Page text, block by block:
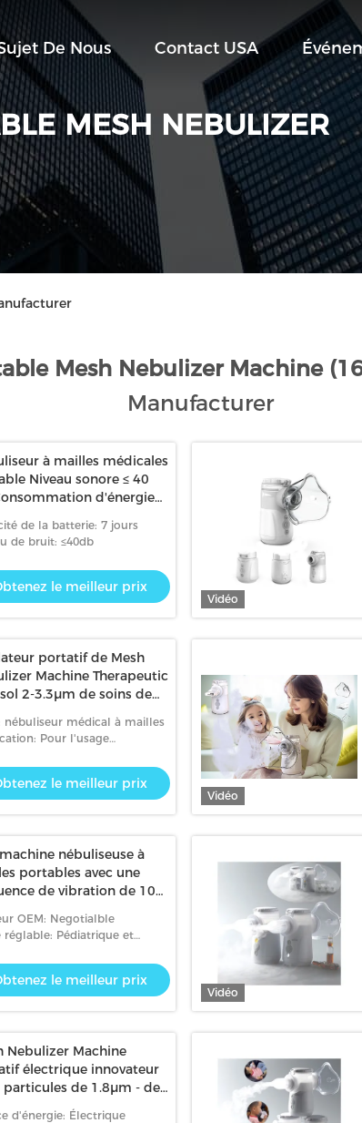
De Nous Contact USA
MESH NEBULIZER
Mesh Nebulizer Machine
Manufacturer
à mailles médicales
Niveau sonore ≤ 40
d'énergie
de la batterie: 7 jours
de bruit: ≤40db
le meilleur prix
Vidéo
portatif de Mesh
Machine Therapeutic
2-3.3μm de soins de
nébuliseur médical à mailles
Pour l'usage
le meilleur prix
Vidéo
nébuliseuse à
portables avec une
de vibration de 105
OEM: Negotialble
réglable: Pédiatrique et
le meilleur prix
Vidéo
Nebulizer Machine
électrique innovateur
particules de 1.8μm - de
d'énergie: Électrique